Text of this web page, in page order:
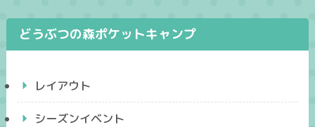
どうぶつの森ポケットキャンプ
レイアウト
シーズンイベント